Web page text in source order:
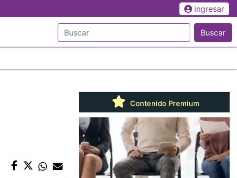
ingresar
Buscar
Contenido Premium